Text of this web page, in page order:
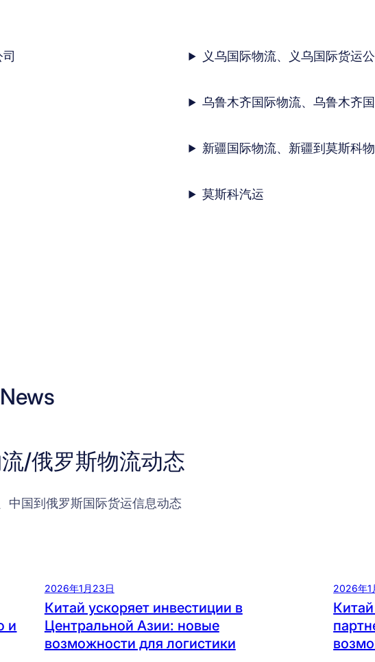
义乌国际物流、义乌国际货运
乌鲁木齐国际物流、乌鲁木齐
新疆国际物流、新疆到莫斯科
莫斯科汽运
News
/俄罗斯物流动态
中国到俄罗斯国际货运信息动态
и
2026年1月23日
Китай ускоряет инвестиции в
Центральной Азии: новые
возможности для логистики
2026年1